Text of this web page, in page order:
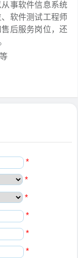
事软件信息系统
软件测试工程师
后服务岗位，还
*
*
*
*
*
*